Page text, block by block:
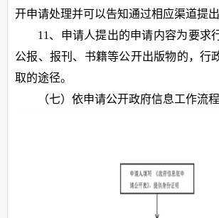
开申请处理并可以告知通过相应渠道提出
11、申请人提出的申请内容为要求
公报、报刊、书籍等公开出版物的，行
取的途径。
（七）依申请公开政府信息工作流